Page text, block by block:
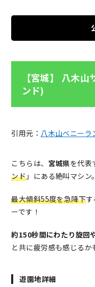
【宮城】 八木
ンド)
引用元： 八木山ベニーラ
こちらは、 宮城県を代表
ンド 」にある絶叫マシン。
最大傾斜55度を急降下す
ーです！
約150秒間にわたり旋回
と共に疲労感も感じる
遊園地詳細